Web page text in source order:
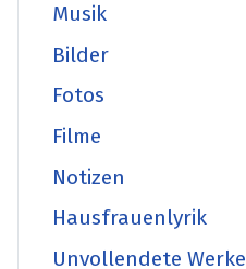
Musik
Bilder
Fotos
Filme
Notizen
Hausfrauenlyrik
Unvollendete Werke